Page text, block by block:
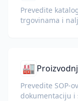
Prevedite
trgovinama i
🏭
Prevedite SOP-
dokumentaciju i